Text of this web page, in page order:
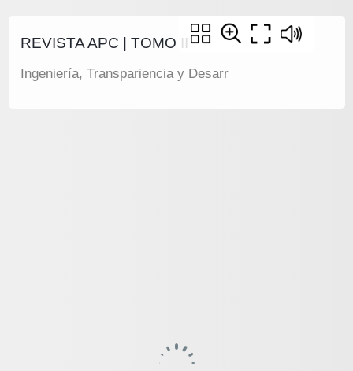
REVISTA APC | TOMO II
Ingeniería, Transpariencia y Desarr